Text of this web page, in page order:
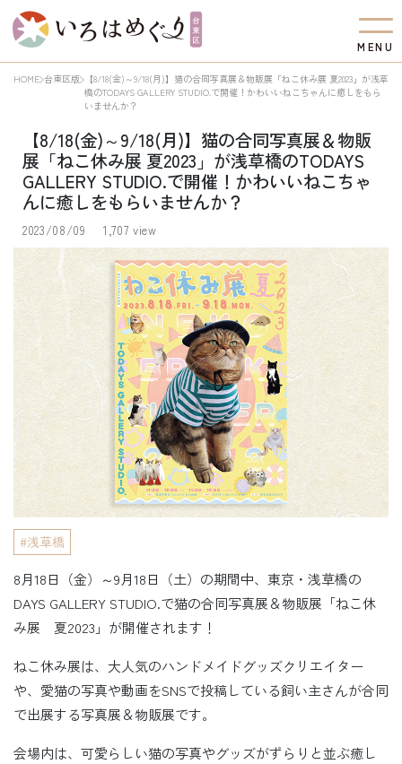
M EN U
HOME 台東区版
【8/18(金)～9/18(月)】猫の合同写真展＆物販展「ねこ休み展 夏2023」が浅草
橋のTODAYS GALLERY STUDIO.で開催！かわいいねこちゃんに癒しをもら
いませんか？
【8/18(金)～9/18(月)】猫の合同写真展＆物販
展「ねこ休み展 夏2023」が浅草橋のTODAYS
GALLERY STUDIO.で開催！かわいいねこちゃ
んに癒しをもらいませんか？
2023/08/09 1,707 view
浅草橋
8月18日（金）～9月18日（土）の期間中、東京・浅草橋の
DAYS GALLERY STUDIO.で猫の合同写真展＆物販展「ねこ休
み展 夏2023」が開催されます！
ねこ休み展は、大人気のハンドメイドグッズクリエイター
や、愛猫の写真や動画をSNSで投稿している飼い主さんが合同
で出展する写真展＆物販展です。
会場内は、可愛らしい猫の写真やグッズがずらりと並ぶ癒し